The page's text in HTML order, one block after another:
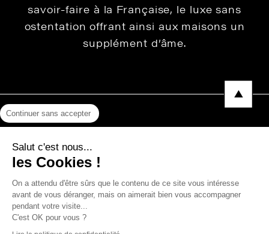
savoir-faire à la Française, le luxe sans
ostentation offrant ainsi aux maisons un
supplément d’âme.
Protection des données
Photos, Vidéos & Catalogues
Continuer sans accepter
Salut c'est nous...
les Cookies !
On a attendu d'être sûrs que le contenu de ce site vous intéresse
avant de vous déranger, mais on aimerait bien vous accompagner
pendant votre visite...
C'est OK pour vous ?